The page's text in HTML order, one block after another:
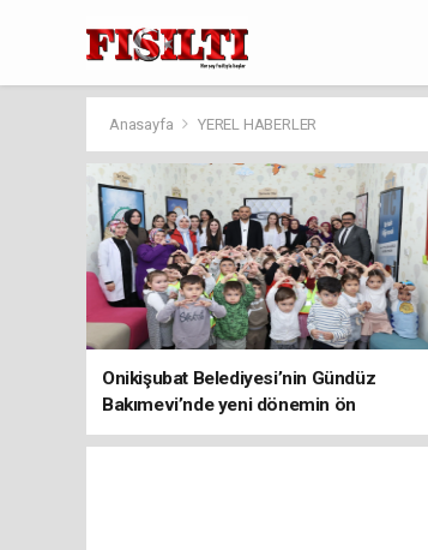
Anasayfa YEREL HABERLER
Onikişubat Belediyesi’nin Gündüz
Bakımevi’nde yeni dönemin ön
kayıtları başladı!